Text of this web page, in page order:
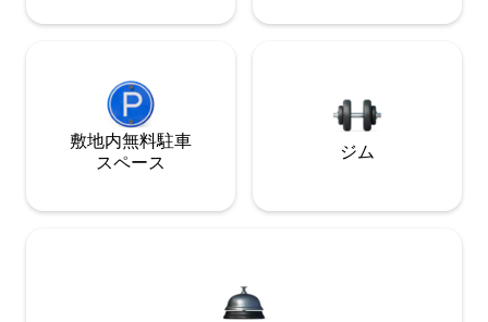
敷地内無料駐⁠車
ス⁠ペ⁠ー⁠ス
ジム